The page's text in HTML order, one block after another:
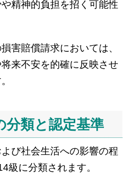
精神的負担を招く可能性
害賠償請求においては、
来不安を的確に反映させ
分類と認定基準
び社会生活への影響の程
級に分類されます。